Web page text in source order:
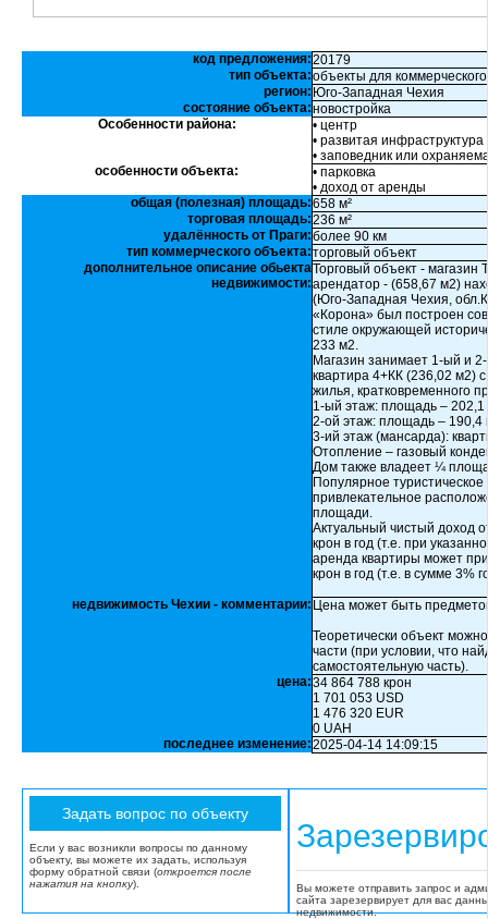
код предложения:20179
тип объекта:объекты для
регион: Юго-Западная Чехия
состояние объекта:новостройка
Особенности района:
• центр
• развитая инфраструктура
• заповедник или
особенности объекта:
• парковка
• доход от аренды
общая (полезная) площадь:658 м²
торговая площадь:236 м²
удалённость от Праги:более 90 км
тип коммерческого объекта:торговый объект
дополнительное описание обьекта
недвижимости:
Торговый объект - магазин
арендатор - (658,67 м2)
(Юго-Западная Чехия,
«Корона» был построен
стиле окружающей
233 м2.
Магазин занимает 1-ый и
квартира 4+КК (236,02 м2)
жилья, кратковременного
1-ый этаж: площадь – 202,1
2-ой этаж: площадь – 190,4
3-ий этаж (мансарда):
Отопление – газовый
Дом также владеет ¼
Популярное
привлекательное
площади.
Актуальный чистый доход
крон в год (т.е. при
аренда квартиры может
крон в год (т.е. в сумме 3%
недвижимость Чехии - комментарии: Цена может быть
Теоретически объект
части (при условии, что
самостоятельную часть).
цена:34 864 788 крон
1 701 053 USD
1 476 320 EUR
0 UAH
последнее изменение:2025-04-14 14:09:15
Если у вас возникли вопросы по данному
объекту, вы можете их задать, используя
форму обратной связи (откроется после
нажатия на кнопку).
Вы можете отправить запрос и
сайта зарезервирует для вас
недвижимости.